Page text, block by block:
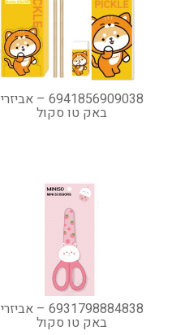
6941856909038 – אביזרי
באק טו סקול
6931798884838 – אביזרי
באק טו סקול